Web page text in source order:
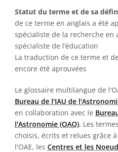
Statut du terme et de sa
de ce terme en anglais a été
spécialiste de la recherche en
spécialiste de l’éducation
La traduction de ce terme et
encore été aprouvées
Le glossaire multilangue de
Bureau de l'IAU de
en collaboration avec le
l'Astronomie (OAO). Les
choisis, écrits et relues grâce
l'OAE, les Centres et les